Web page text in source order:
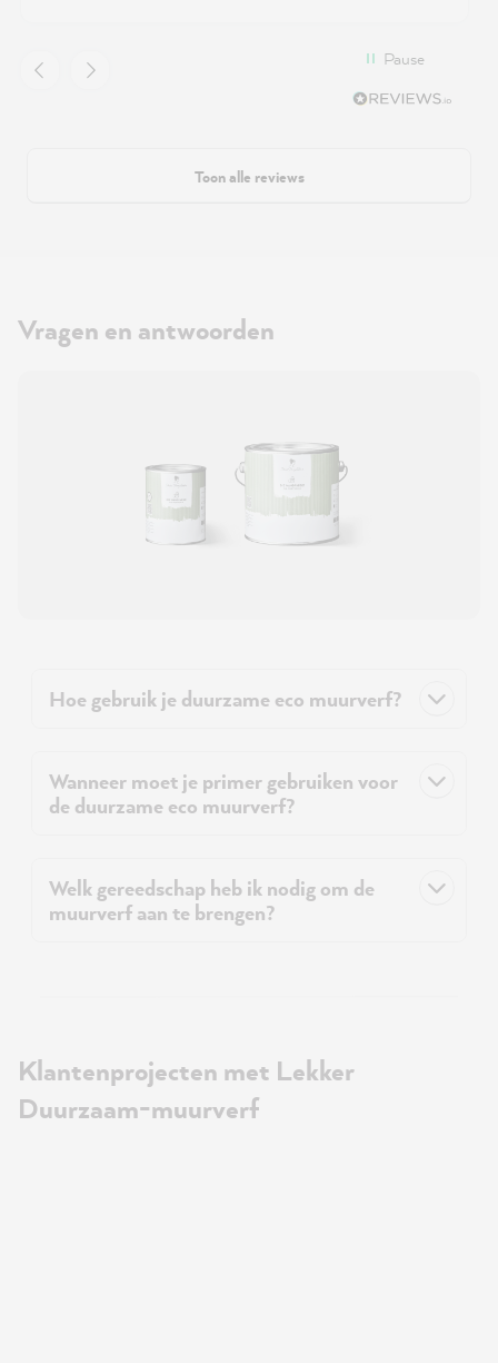
Pause
Toon alle reviews
Vragen en antwoorden
Hoe gebruik je duurzame eco muurverf?
Wanneer moet je primer gebruiken voor
de duurzame eco muurverf?
Welk gereedschap heb ik nodig om de
muurverf aan te brengen?
Klantenprojecten met Lekker
Duurzaam-muurverf